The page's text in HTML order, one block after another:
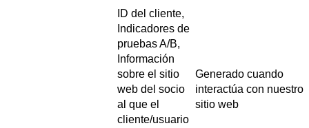
ID del cliente,
Indicadores de
pruebas A/B,
Información
sobre el sitio
web del socio
al que el
cliente/usuario
Generado cuando
interactúa con nuestro
sitio web